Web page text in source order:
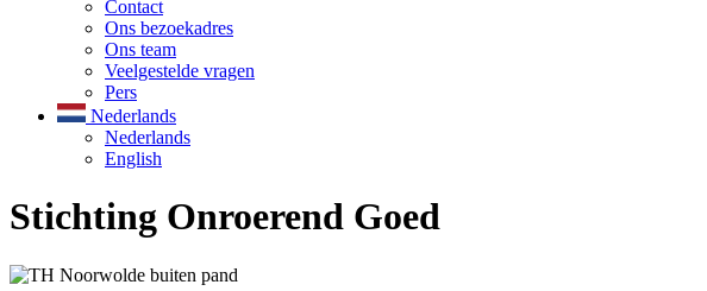
Contact
Ons bezoekadres
Ons team
Veelgestelde vragen
Pers
Nederlands
Nederlands
English
Stichting Onroerend Goed